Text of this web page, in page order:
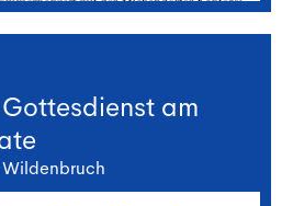
am